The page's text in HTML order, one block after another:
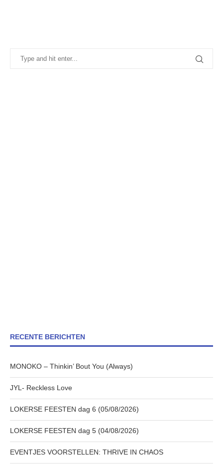
RECENTE BERICHTEN
MONOKO – Thinkin’ Bout You (Always)
JYL- Reckless Love
LOKERSE FEESTEN dag 6 (05/08/2026)
LOKERSE FEESTEN dag 5 (04/08/2026)
EVENTJES VOORSTELLEN: THRIVE IN CHAOS